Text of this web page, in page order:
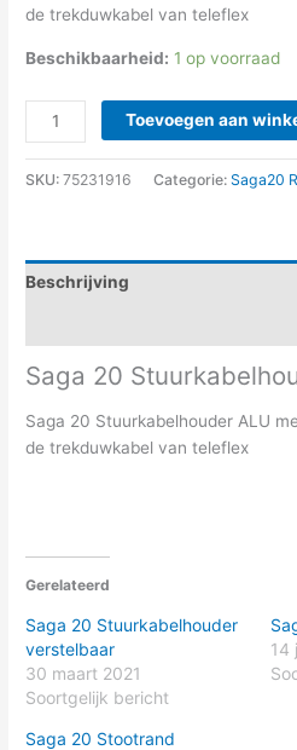
de trekduwkabel van teleflex
Beschikbaarheid: 1 op voorraad
Toevoegen aan
SKU:75231916 Categorie:Saga20
Beschrijving
Saga 20
Saga 20 Stuurkabelhouder ALU
de trekduwkabel van teleflex
Gerelateerd
Saga 20 Stuurkabelhouder
verstelbaar
30 maart 2021
Soortgelijk bericht
14
Saga 20 Stootrand